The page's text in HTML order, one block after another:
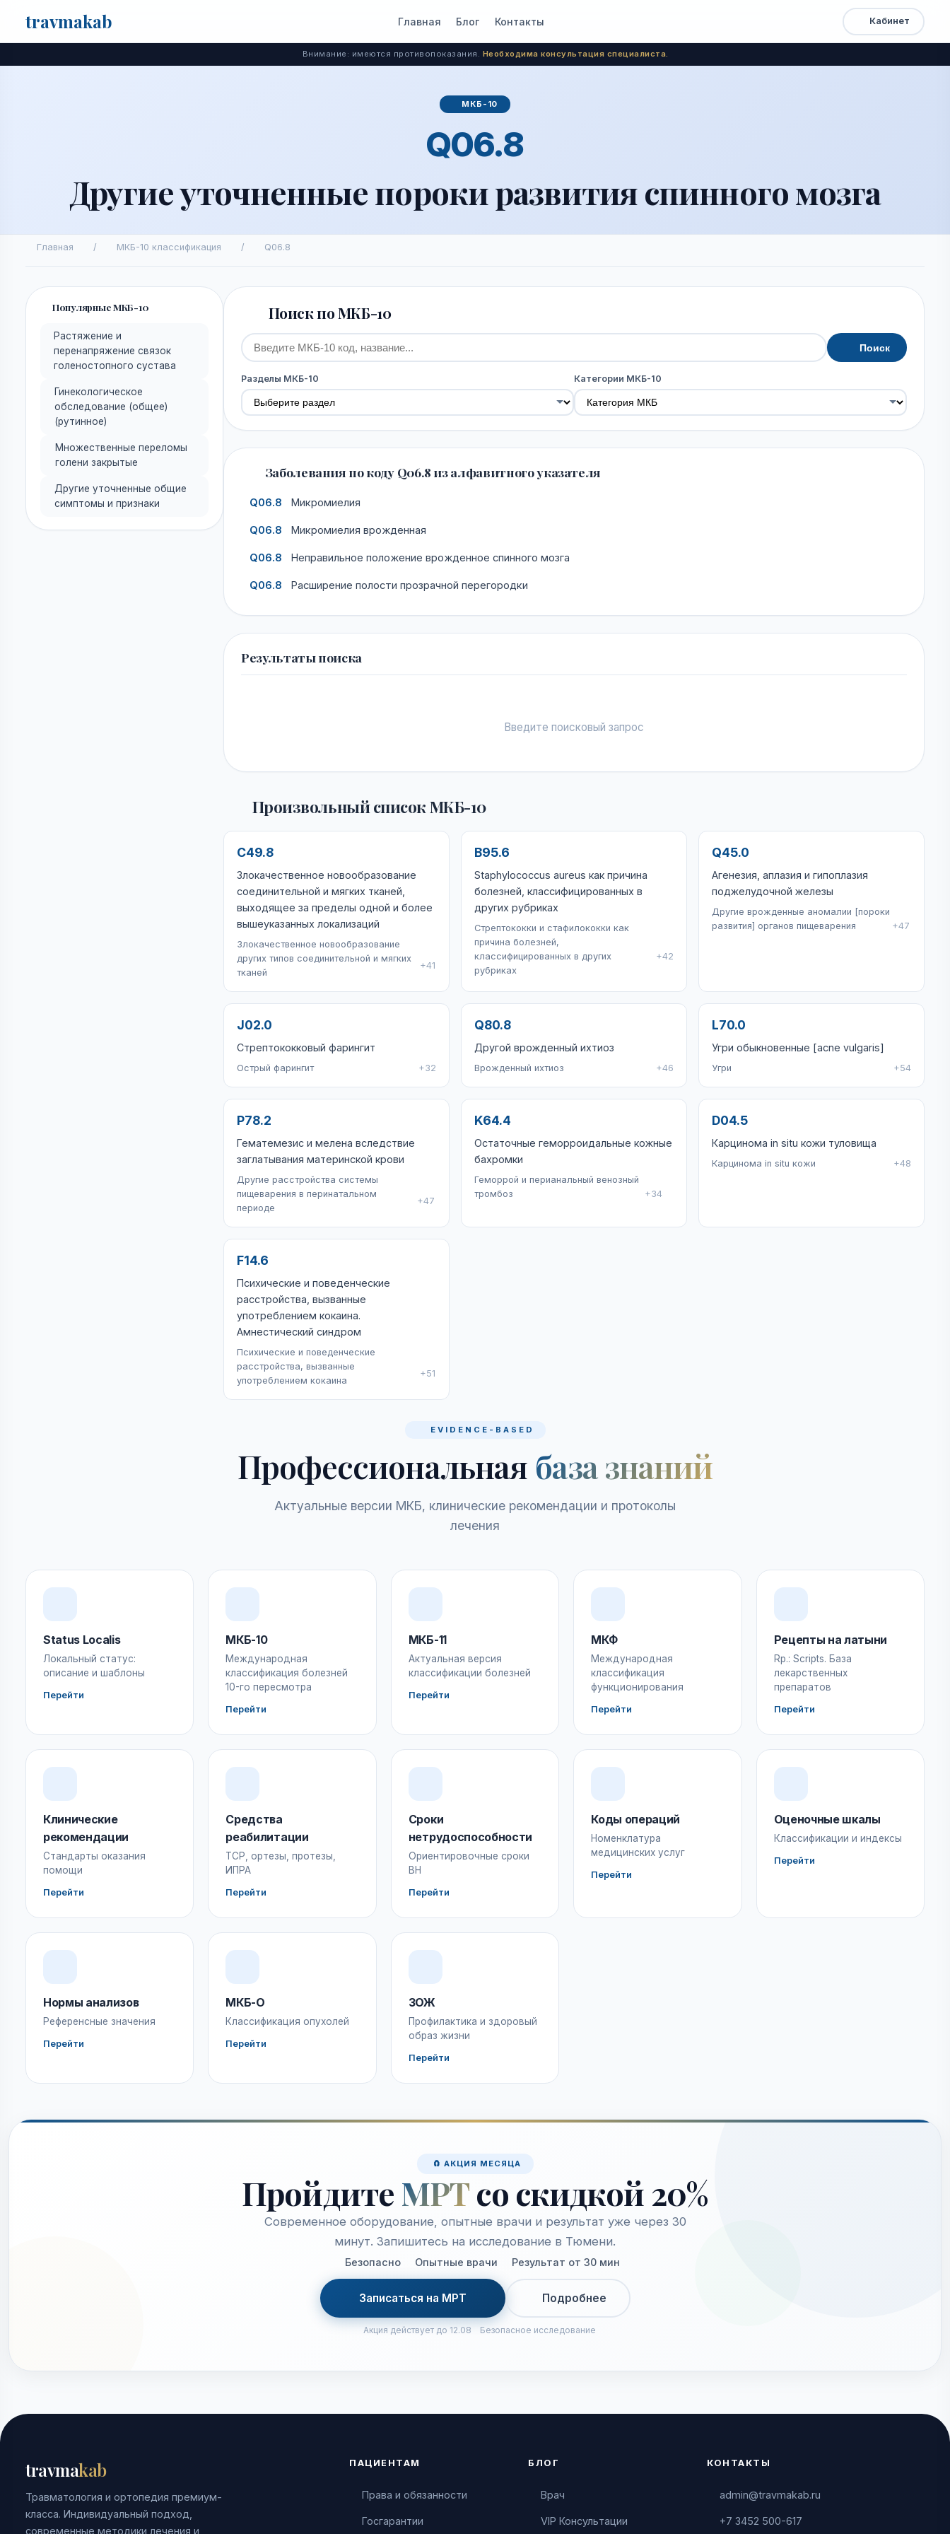
travmakab Главная Блог Контакты
Открыть
меню
Быстрый
доступ
Кабинет
Внимание: имеются противопоказания. Необходима консультация специалиста.
МКБ-10
Q06.8
Другие уточненные пороки развития спинного мозга
Главная / МКБ-10 классификация / Q06.8
Популярные МКБ-10
Растяжение и
перенапряжение связок
голеностопного сустава
Гинекологическое
обследование (общее)
(рутинное)
Множественные переломы
голени закрытые
Другие уточненные общие
симптомы и признаки
Поиск по МКБ-10
Поиск
Разделы МКБ-10 Категории МКБ-10
Заболевания по коду Q06.8 из алфавитного указателя
Q06.8 Микромиелия
Q06.8 Микромиелия врожденная
Q06.8 Неправильное положение врожденное спинного мозга
Q06.8 Расширение полости прозрачной перегородки
Результаты поиска
Введите поисковый запрос
Произвольный список МКБ-10
C49.8
Злокачественное новообразование
соединительной и мягких тканей,
выходящее за пределы одной и более
вышеуказанных локализаций
Злокачественное новообразование
других типов соединительной и мягких
тканей
+41
B95.6
Staphylococcus aureus как причина
болезней, классифицированных в
других рубриках
Стрептококки и стафилококки как
причина болезней,
классифицированных в других
рубриках
+42
Q45.0
Агенезия, аплазия и гипоплазия
поджелудочной железы
Другие врожденные аномалии [пороки
развития] органов пищеварения
+47
J02.0
Стрептококковый фарингит
Острый фарингит +32
Q80.8
Другой врожденный ихтиоз
Врожденный ихтиоз +46
L70.0
Угри обыкновенные [acne vulgaris]
Угри +54
P78.2
Гематемезис и мелена вследствие
заглатывания материнской крови
Другие расстройства системы
пищеварения в перинатальном
периоде
+47
K64.4
Остаточные геморроидальные кожные
бахромки
Геморрой и перианальный венозный
тромбоз
+34
D04.5
Карцинома in situ кожи туловища
Карцинома in situ кожи +48
F14.6
Психические и поведенческие
расстройства, вызванные
употреблением кокаина.
Амнестический синдром
Психические и поведенческие
расстройства, вызванные
употреблением кокаина
+51
EVIDENCE-BASED
Профессиональная база знаний
Актуальные версии МКБ, клинические рекомендации и протоколы
лечения
Status Localis
Локальный статус:
описание и шаблоны
Перейти
МКБ-10
Международная
классификация болезней
10-го пересмотра
Перейти
МКБ-11
Актуальная версия
классификации болезней
Перейти
МКФ
Международная
классификация
функционирования
Перейти
Рецепты на латыни
Rp.: Scripts. База
лекарственных
препаратов
Перейти
Клинические
рекомендации
Стандарты оказания
помощи
Перейти
Средства
реабилитации
ТСР, ортезы, протезы,
ИПРА
Перейти
Сроки
нетрудоспособности
Ориентировочные сроки
ВН
Перейти
Коды операций
Номенклатура
медицинских услуг
Перейти
Оценочные шкалы
Классификации и индексы
Перейти
Нормы анализов
Референсные значения
Перейти
МКБ-О
Классификация опухолей
Перейти
ЗОЖ
Профилактика и здоровый
образ жизни
Перейти
🧲 АКЦИЯ МЕСЯЦА
Пройдите МРТсо скидкой 20%
Современное оборудование, опытные врачи и результат уже через 30
минут. Запишитесь на исследование в Тюмени.
Безопасно Опытные врачи Результат от 30 мин
Записаться на МРТ Подробнее
Акция действует до 12.08 Безопасное исследование
travmakab
Травматология и ортопедия премиум-
класса. Индивидуальный подход,
современные методики лечения и
ПАЦИЕНТАМ
Права и обязанности
Госгарантии
БЛОГ
Врач
VIP Консультации
КОНТАКТЫ
admin@travmakab.ru
+7 3452 500-617